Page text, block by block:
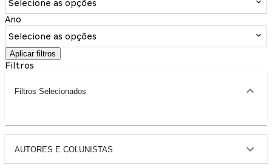
Selecione as opções
Ano
Selecione as opções
Aplicar filtros
Filtros
Filtros Selecionados
AUTORES E COLUNISTAS